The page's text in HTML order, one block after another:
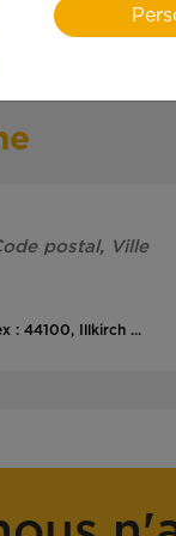
: 44100, Illkirch ...